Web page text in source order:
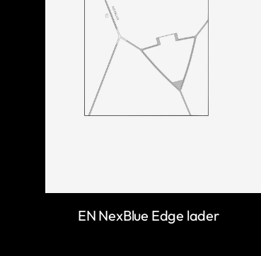
EN NexBlue Edge lader